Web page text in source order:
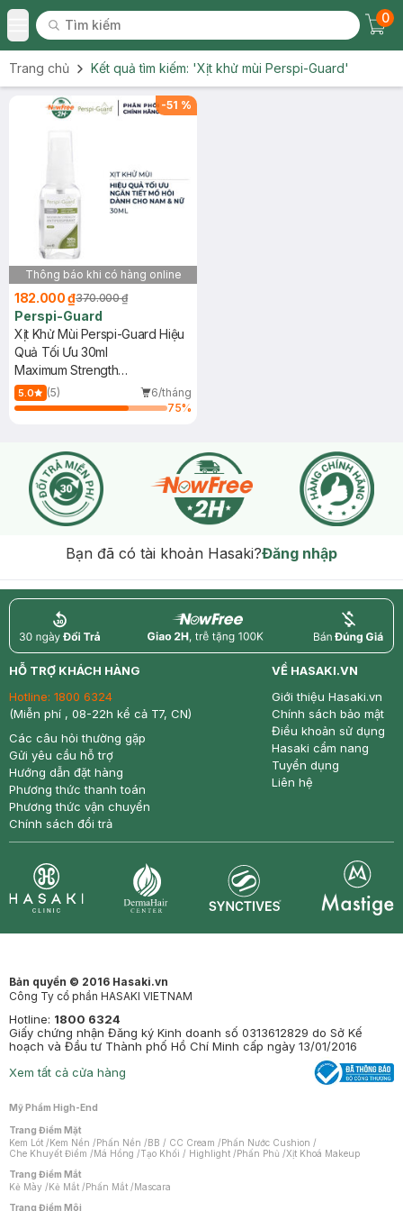
Toggle Menu
Tìm kiếm
Tìm kiếm
0
Trang chủ Kết quả tìm kiếm: 'Xịt khử mùi Perspi-Guard'
-51 %
Thông báo khi có hàng online
182.000 ₫370.000 ₫
Perspi-Guard
Xịt Khử Mùi Perspi-Guard Hiệu
Quả Tối Ưu 30ml
Maximum Strength
Antiperspirant
5.0 (5)
6/tháng
75%
Bạn đã có tài khoản Hasaki?Đăng nhập
return nowfree price
HỖ TRỢ KHÁCH HÀNG
Hotline: 1800 6324
(Miễn phí , 08-22h kể cả T7, CN)
Các câu hỏi thường gặp
Gửi yêu cầu hỗ trợ
Hướng dẫn đặt hàng
Phương thức thanh toán
Phương thức vận chuyển
Chính sách đổi trả
VỀ HASAKI.VN
Giới thiệu Hasaki.vn
Chính sách bảo mật
Điều khoản sử dụng
Hasaki cẩm nang
Tuyển dụng
Liên hệ
Bản quyền © 2016 Hasaki.vn
Công Ty cổ phần HASAKI VIETNAM
Hotline: 1800 6324
Giấy chứng nhận Đăng ký Kinh doanh số 0313612829 do Sở Kế
hoạch và Đầu tư Thành phố Hồ Chí Minh cấp ngày 13/01/2016
Xem tất cả cửa hàng
Mỹ Phẩm High-End
Trang Điểm Mặt
Kem Lót /Kem Nền /Phấn Nền /BB / CC Cream /Phấn Nước Cushion /
Che Khuyết Điểm /Má Hồng /Tạo Khối / Highlight /Phấn Phủ /Xịt Khoá Makeup
Trang Điểm Mắt
Kẻ Mày /Kẻ Mắt /Phấn Mắt /Mascara
Trang Điểm Môi